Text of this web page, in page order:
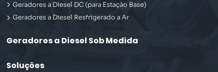
Geradores a Diesel DC (para Estação Base)
Geradores a Diesel Resfrigerado a Ar
Geradores a Diesel Sob Medida
Soluções